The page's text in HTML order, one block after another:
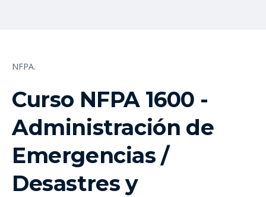
NFPA.
Curso NFPA 1600 -
Administración de
Emergencias /
Desastres y